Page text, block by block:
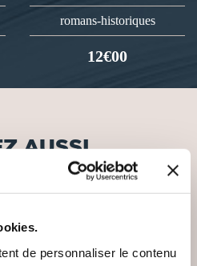
de personnaliser le contenu
romans-historiques
12€00
AUSSI